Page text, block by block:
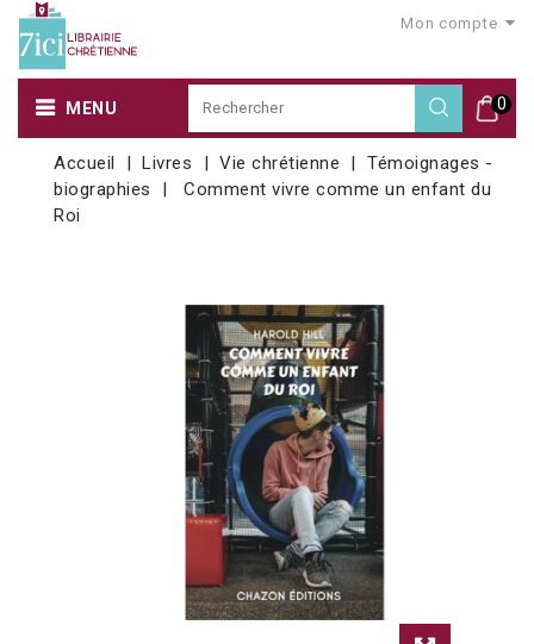
Mon compte
0
MENU
Accueil Livres Vie chrétienne
Témoignages -
biographies
Comment vivre comme un enfant du
Roi